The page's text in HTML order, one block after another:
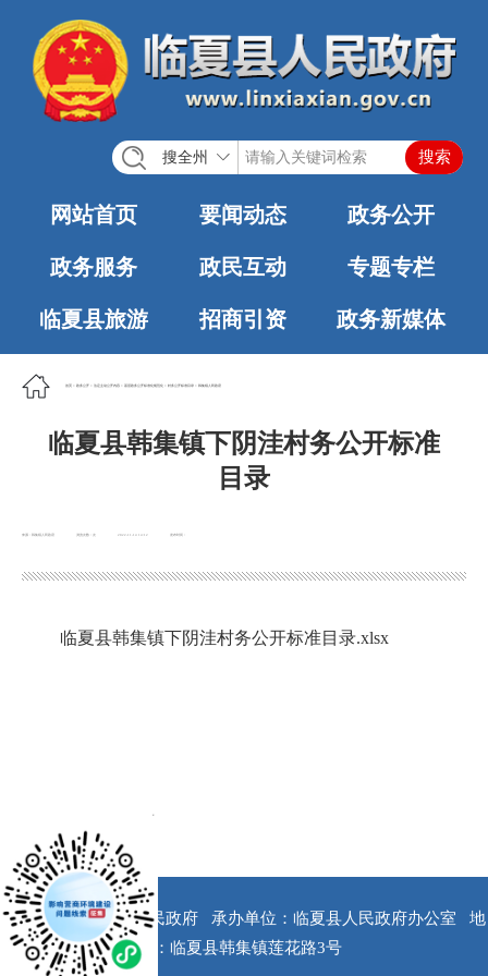
搜全州
网站首页 要闻动态 政务公开
政务服务 政民互动 专题专栏
临夏县旅游 招商引资 政务新媒体
首页 政务公开 法定主动公开内容 基层政务公开标准化规范化 村务公开标准目录 韩集镇人民政府
临夏县韩集镇下阴洼村务公开标准
目录
来源：韩集镇人民政府 浏览次数： 发布时间：
2022-11-14 14:12
临夏县韩集镇下阴洼村务公开标准目录.xlsx
版权所有：临夏县人民政府 承办单位：临夏县人民政府办公室
地
址：临夏县韩集镇莲花路3号
x